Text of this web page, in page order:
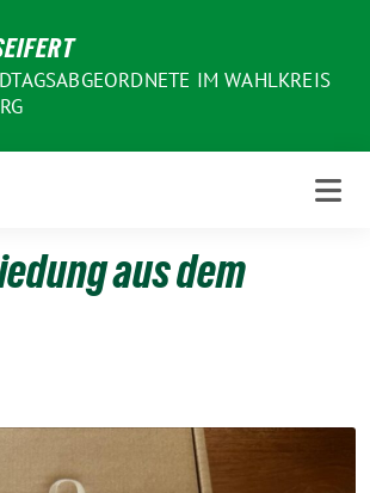
IM WAHLKREIS
aus dem